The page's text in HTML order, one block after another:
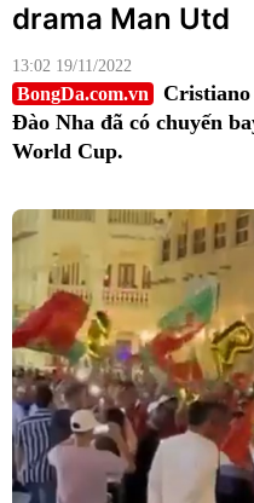
drama Man Utd
13:02 19/11/2022
BongDa.com.vn
Cristiano
Đào Nha đã có chuyến
World Cup.